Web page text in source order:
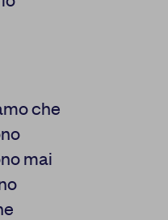
che
mai